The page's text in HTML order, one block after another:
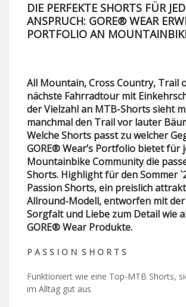
DIE PERFEKTE SHORTS FÜR
ANSPRUCH: GORE® WEAR
PORTFOLIO AN
All Mountain, Cross Country, Trail
nächste Fahrradtour mit
der Vielzahl an MTB-Shorts sieht
manchmal den Trail vor lauter
Welche Shorts passt zu welcher
GORE® Wear’s Portfolio bietet für
Mountainbike Community die
Shorts. Highlight für den Sommer
Passion Shorts, ein preislich
Allround-Modell, entworfen mit
Sorgfalt und Liebe zum Detail wie
GORE® Wear Produkte.
P A S S I O N S H O R T S
Funktioniert wie eine Top-MTB Shorts,
im Alltag gut aus